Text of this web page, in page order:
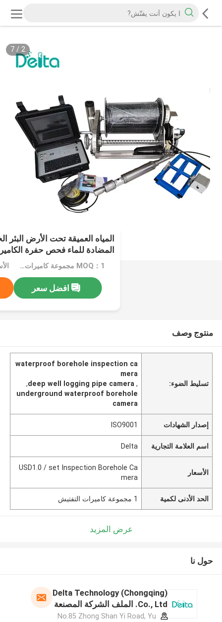
2
/
7
المياه العميقة تحت الأرض البئر
المضادة للماء فحص حفرة
MOQ：1 مجموعة كاميرات التفتيش
افضل سعر
منتوج وصف
تسليط الضوء:
waterproof borehole inspection ca
mera
,
deep well logging pipe camera
,
underground waterproof borehole
camera
إصدار الشهادات ISO9001
اسم العلامة التجارية Delta
الأسعار
USD1.0 / set Inspection Borehole Ca
mera
الحد الأدنى لكمية 1 مجموعة كاميرات التفتيش
عرض المزيد
حول نا
Delta Technology (Chongqing)
Co., Ltd. الملف الشركة المصنعة
No.85 Zhong Shan Yi Road, Yu